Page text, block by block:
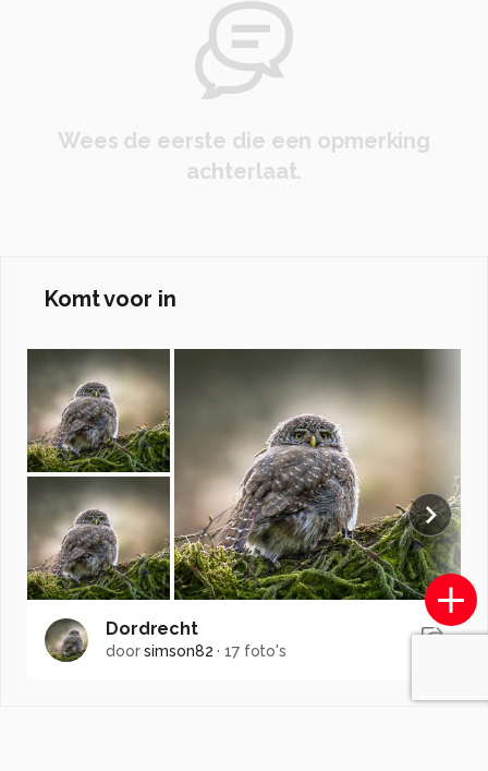
Wees de eerste die een opmerking
achterlaat.
Komt voor in
Dordrecht
doorsimson82 ·17 foto's